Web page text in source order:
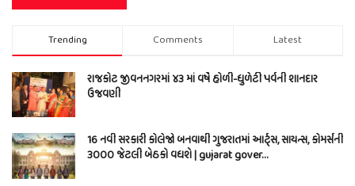
Trending Comments Latest
રાજકોટ જીવનનગરમાં ૪૩ માં વર્ષે હોળી-ધુળેટી પર્વની શાનદાર
ઉજવણી
16 નવી સરકારી કોલેજો બનવાથી ગુજરાતમાં આર્ટ્સ, સાયન્સ, કોમર્સની
3000 જેટલી બેઠકો વધશે | gujarat gover…